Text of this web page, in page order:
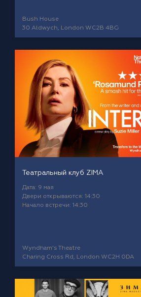
Bush House
30 Aldwych, London WC2B 4BG
Театральный клуб ZIMA
Дата: 9 мая
Двери открываются: 14:30
Начало встречи: 14:30
Wyndham’s Theatre
Charing Cross Rd, London WC2H 0DA